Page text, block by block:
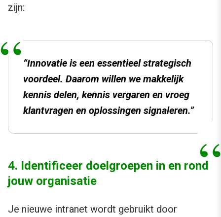
zijn:
“Innovatie is een essentieel strategisch
voordeel. Daarom willen we makkelijk
kennis delen, kennis vergaren en vroeg
klantvragen en oplossingen signaleren.”
4. Identificeer doelgroepen in en rond
jouw organisatie
Je nieuwe intranet wordt gebruikt door